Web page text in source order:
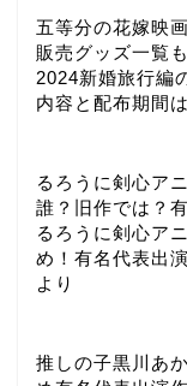
五等分の花嫁映
販売グッズ一覧
2024新婚旅行編
内容と配布期間
るろうに剣心ア
誰？旧作では？
るろうに剣心ア
め！有名代表出
より
推しの子黒川あ